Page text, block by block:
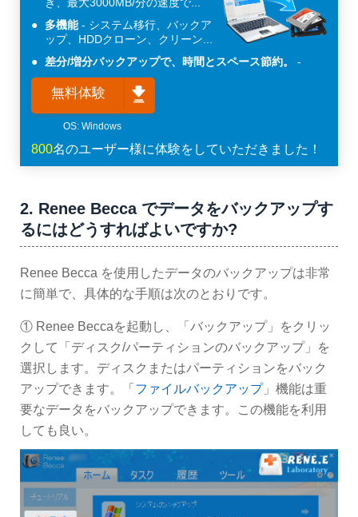
多機能
システム移行、バックア
ップ、HDDクローン、クリーン...
差分/増分バックアップで、時間とスペース節約。
無料体験
800名のユーザー様に体験をしていただきました！
2. Renee Becca でデータをバックアップす
るにはどうすればよいですか?
Renee Becca を使用したデータのバックアップは非常
に簡単で、具体的な手順は次のとおりです。
① Renee Beccaを起動し、「バックアップ」をクリッ
クして「ディスク/パーティションのバックアップ」を
選択します。ディスクまたはパーティションをバック
アップできます。「 ファイルバックアップ」機能は重
要なデータをバックアップできます。この機能を利用
しても良い。